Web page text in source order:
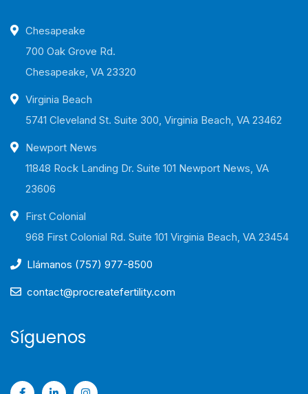
Chesapeake
700 Oak Grove Rd.
Chesapeake, VA 23320
Virginia Beach
5741 Cleveland St. Suite 300, Virginia Beach, VA 23462
Newport News
11848 Rock Landing Dr. Suite 101 Newport News, VA
23606
First Colonial
968 First Colonial Rd. Suite 101 Virginia Beach, VA 23454
Llámanos (757) 977-8500
contact@procreatefertility.com
Síguenos